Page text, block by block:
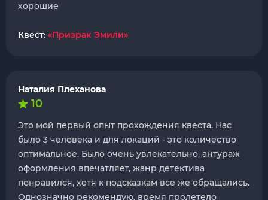
хорошие
Квест: «Призрак Эмили»
Наталия Плеханова
10
Это мой первый опыт прохождения квеста. Нас
было 3 человека и для локаций - это количество
оптимальное. Было очень увлекательно, антураж
оформления впечатляет, жанр детектива
понравился, хотя к подсказкам все же обращались.
Однозначно рекомендую, время пролетело